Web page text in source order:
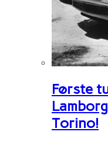
Første
Torino!